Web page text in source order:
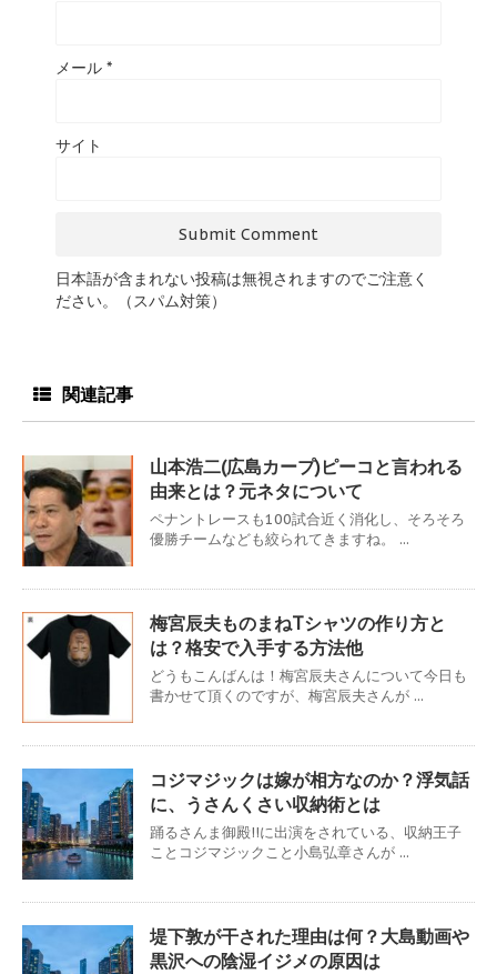
メール *
サイト
日本語が含まれない投稿は無視されますのでご注意く
ださい。（スパム対策）
関連記事
山本浩二(広島カープ)ピーコと言われる
由来とは？元ネタについて
ペナントレースも100試合近く消化し、そろそろ
優勝チームなども絞られてきますね。 ...
梅宮辰夫ものまねTシャツの作り方と
は？格安で入手する方法他
どうもこんばんは！梅宮辰夫さんについて今日も
書かせて頂くのですが、梅宮辰夫さんが ...
コジマジックは嫁が相方なのか？浮気話
に、うさんくさい収納術とは
踊るさんま御殿!!に出演をされている、収納王子
ことコジマジックこと小島弘章さんが ...
堤下敦が干された理由は何？大島動画や
黒沢への陰湿イジメの原因は